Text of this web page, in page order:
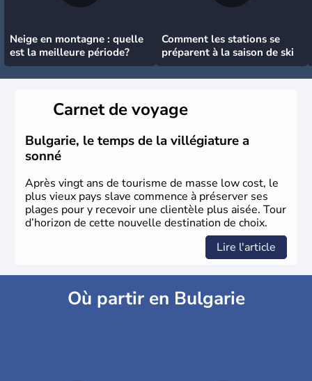
Neige en montagne : quelle
est la meilleure période?
Comment les stations se
préparent à la saison de ski
Carnet de voyage
Bulgarie, le temps de la villégiature a
sonné
Après vingt ans de tourisme de masse low cost, le
plus vieux pays slave commence à préserver ses
plages pour y recevoir une clientèle plus aisée. Tour
d’horizon de cette nouvelle destination de choix.
Lire l'article
Où partir en Bulgarie